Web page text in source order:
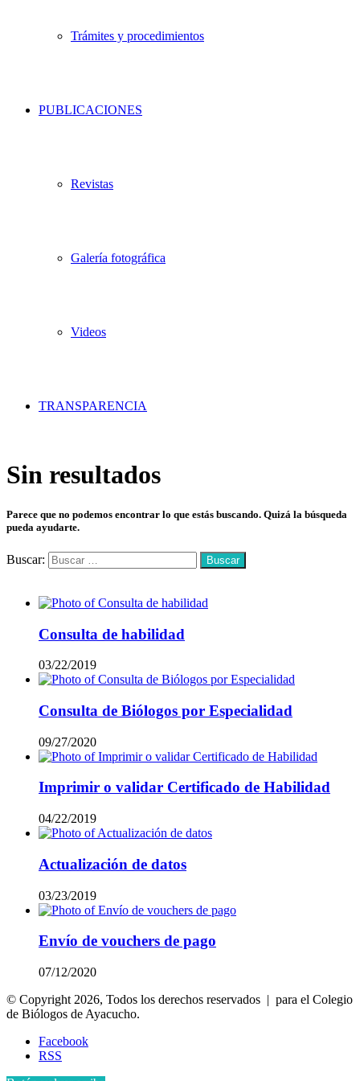
Trámites y procedimientos
PUBLICACIONES
Revistas
Galería fotográfica
Videos
TRANSPARENCIA
Sin resultados
Parece que no podemos encontrar lo que estás buscando. Quizá la búsqueda
pueda ayudarte.
Buscar:
Consulta de habilidad
03/22/2019
Consulta de Biólogos por Especialidad
09/27/2020
Imprimir o validar Certificado de Habilidad
04/22/2019
Actualización de datos
03/23/2019
Envío de vouchers de pago
07/12/2020
© Copyright 2026, Todos los derechos reservados | para el Colegio
de Biólogos de Ayacucho.
Facebook
RSS